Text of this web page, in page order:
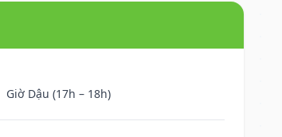
Giờ Dậu (17h – 18h)